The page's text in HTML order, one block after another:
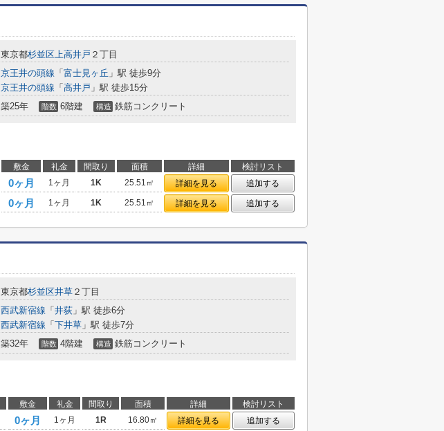
東京都杉並区上高井戸 ２丁目
京王井の頭線 「 富士見ヶ丘 」駅 徒歩9分
京王井の頭線 「 高井戸 」駅 徒歩15分
築25年 階数 6階建 構造 鉄筋コンクリート
敷金 礼金 間取り 面積 詳細
検討リスト
0ヶ月 1ヶ月 1K 25.51㎡ 詳細を見る
追加する
0ヶ月 1ヶ月 1K 25.51㎡ 詳細を見る 追加する
東京都杉並区井草 ２丁目
西武新宿線 「 井荻 」駅 徒歩6分
西武新宿線 「 下井草 」駅 徒歩7分
築32年 階数 4階建 構造 鉄筋コンクリート
敷金 礼金 間取り 面積 詳細
検討リスト
0ヶ月 1ヶ月 1R 16.80㎡ 詳細を見る 追加する